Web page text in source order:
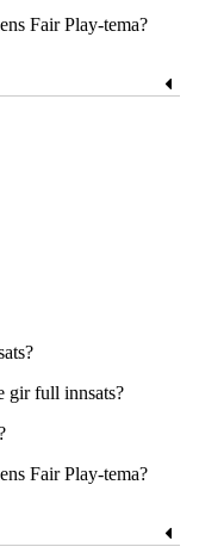
Fair Play-tema?
gir full innsats?
Fair Play-tema?